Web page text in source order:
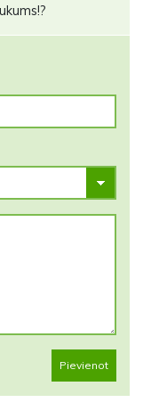
Pievienot